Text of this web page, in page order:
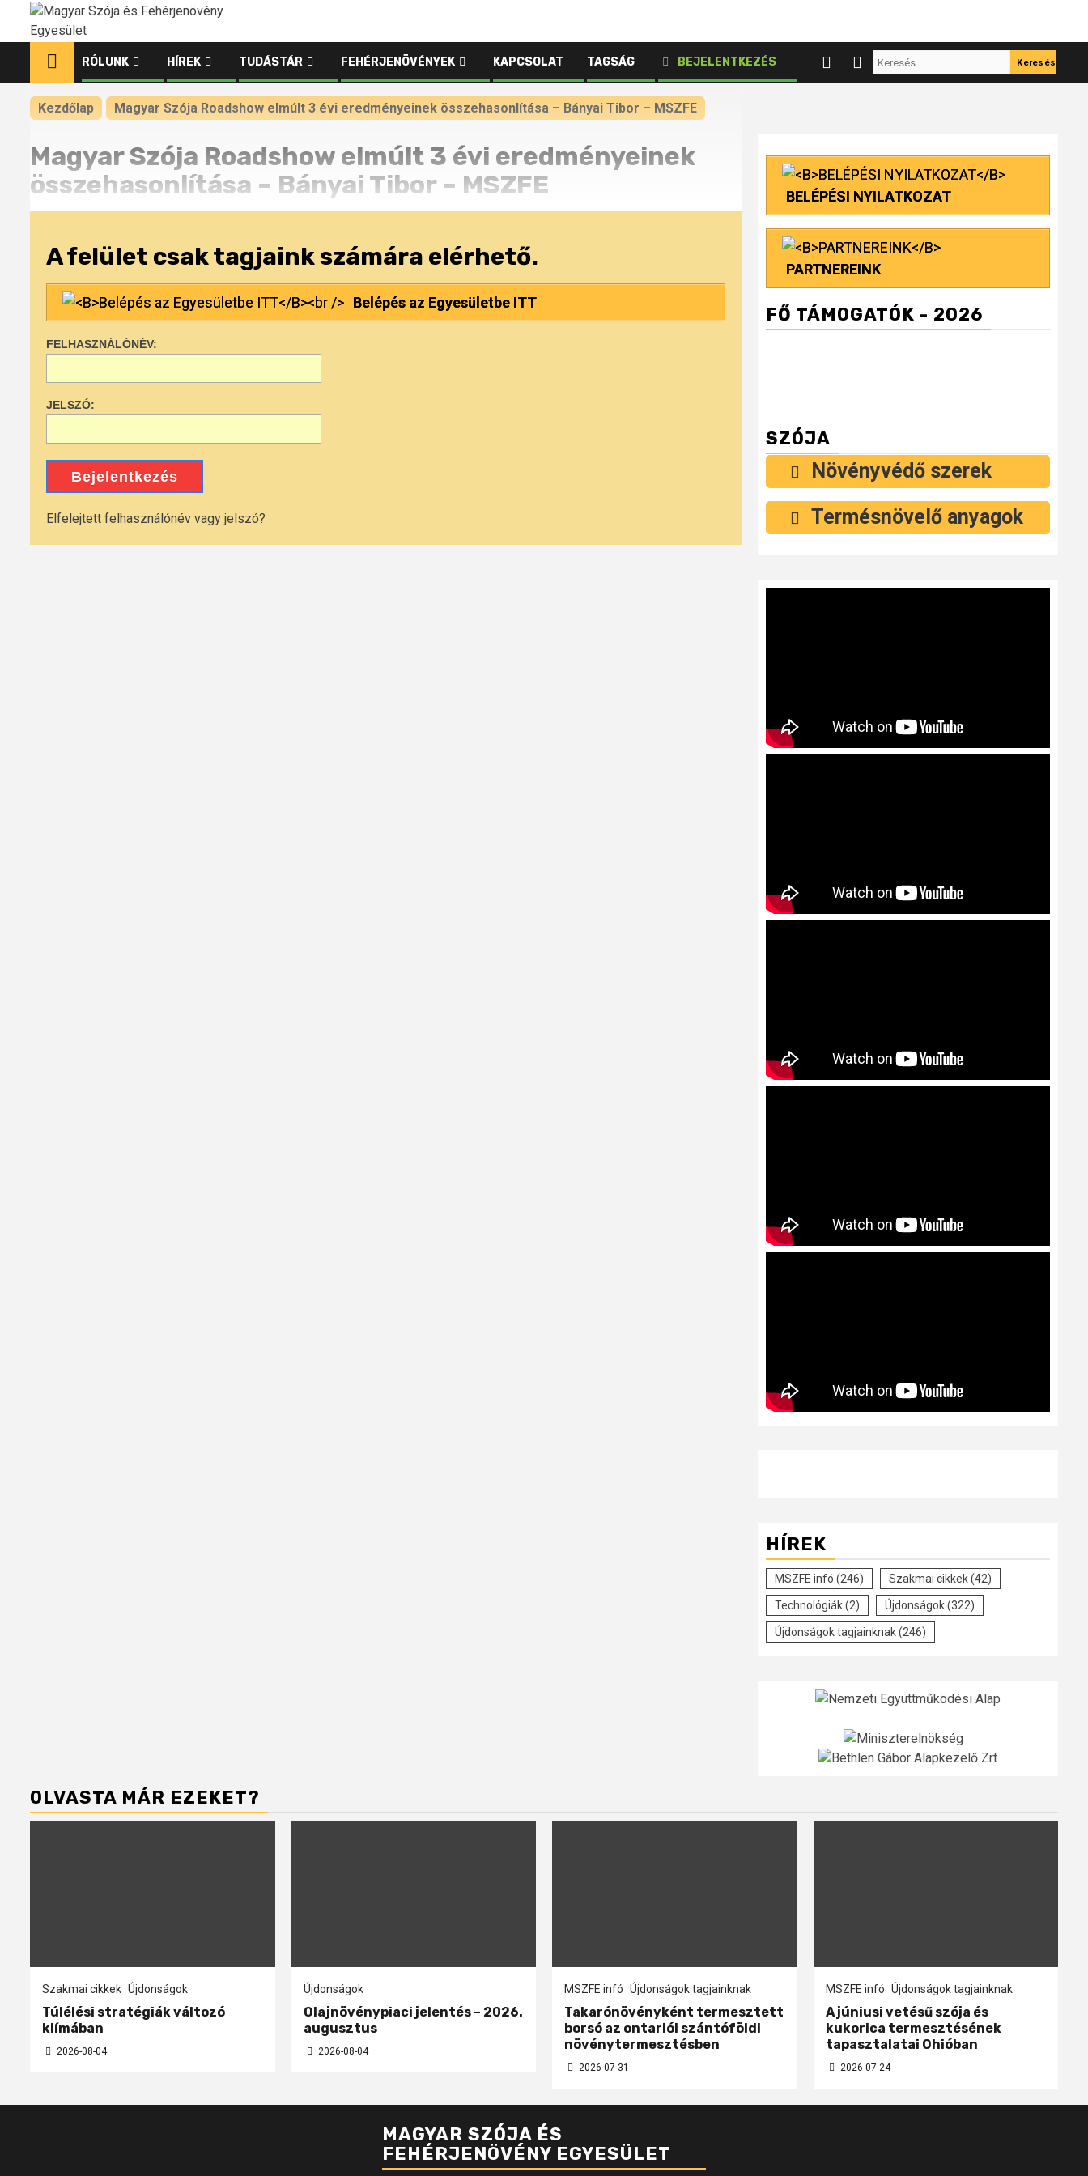
Ugrás
tartalomhoz
RÓLUNK HÍREK TUDÁSTÁR FEHÉRJENÖVÉNYEK KAPCSOLAT TAGSÁG BEJELENTKEZÉS Keresés:
Kezdőlap Magyar Szója Roadshow elmúlt 3 évi eredményeinek összehasonlítása – Bányai Tibor – MSZFE
Magyar Szója Roadshow elmúlt 3 évi eredményeinek
összehasonlítása – Bányai Tibor – MSZFE
A felület csak tagjaink számára elérhető.
Belépés az Egyesületbe ITT
FELHASZNÁLÓNÉV:
JELSZÓ:
Bejelentkezés
Elfelejtett felhasználónév vagy jelszó?
BELÉPÉSI NYILATKOZAT
PARTNEREINK
FŐ TÁMOGATÓK - 2026
SZÓJA
Növényvédő szerek
Termésnövelő anyagok
HÍREK
MSZFE infó (246) Szakmai cikkek(42)
Technológiák(2) Újdonságok(322)
Újdonságok tagjainknak(246)
OLVASTA MÁR EZEKET?
Szakmai cikkek Újdonságok
Túlélési stratégiák változó
klímában
2026-08-04
Újdonságok
Olajnövénypiaci jelentés – 2026.
augusztus
2026-08-04
MSZFE infó Újdonságok tagjainknak
Takarónövényként termesztett
borsó az ontariói szántóföldi
növénytermesztésben
2026-07-31
MSZFE infó Újdonságok tagjainknak
A júniusi vetésű szója és
kukorica termesztésének
tapasztalatai Ohióban
2026-07-24
MAGYAR SZÓJA ÉS
FEHÉRJENÖVÉNY EGYESÜLET